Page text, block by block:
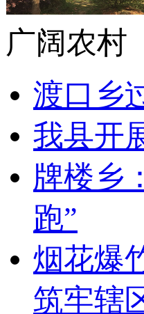
广阔农村
渡口乡
我县开
牌楼乡
跑”
烟花爆
筑牢辖